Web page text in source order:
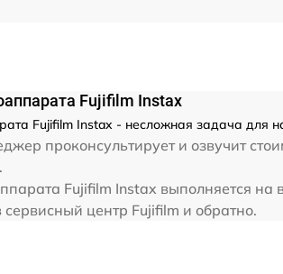
Fujifilm Instax
Fujifilm Instax - несложная задача для
проконсультирует и озвучит
Fujifilm Instax выполняется на
сервисный центр Fujifilm и обратно.